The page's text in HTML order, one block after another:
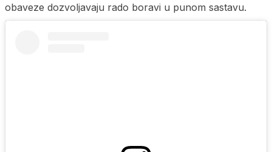
obaveze dozvoljavaju rado boravi u punom sastavu.